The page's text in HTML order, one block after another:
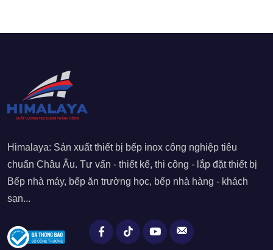
Himalaya: Sản xuất thiết bị bếp inox công nghiệp tiêu
chuẩn Châu Âu. Tư vấn - thiết kế, thi công - lắp đặt thiết bị
Bếp nhà máy, bếp ăn trường học, bếp nhà hàng - khách
sạn...